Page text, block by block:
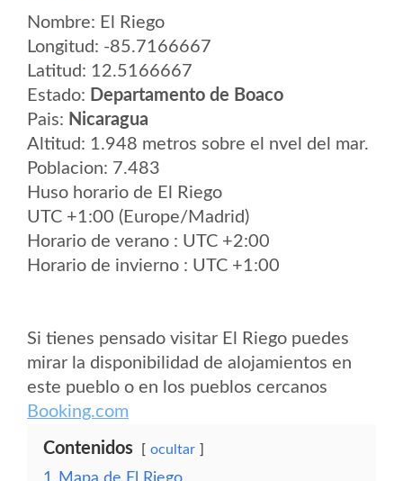
Nombre: El Riego
Longitud: -85.7166667
Latitud: 12.5166667
Estado: Departamento de Boaco
Pais: Nicaragua
Altitud: 1.948 metros sobre el nvel del mar.
Poblacion: 7.483
Huso horario de El Riego
UTC +1:00 (Europe/Madrid)
Horario de verano : UTC +2:00
Horario de invierno : UTC +1:00
Si tienes pensado visitar El Riego puedes
mirar la disponibilidad de alojamientos en
este pueblo o en los pueblos cercanos
Booking.com
Contenidos ocultar
1
Mapa de El Riego